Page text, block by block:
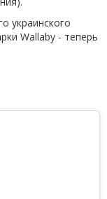
украинского
Wallaby - теперь